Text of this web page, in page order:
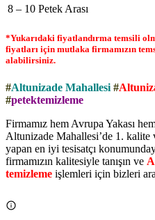
8 – 10 Petek Arası
*Yukarıdaki fiyatlandırma temsili
fiyatları için mutlaka firmamızın
alabilirsiniz.
#Altunizade Mahallesi #
#petektemizleme
Firmamız hem Avrupa Yakası
Altunizade Mahallesi’de 1.
yapan en iyi tesisatçı
firmamızın kalitesiyle tanışın ve
temizleme işlemleri için bizleri